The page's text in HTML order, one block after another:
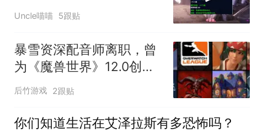
备，第一款垃圾变凤凰直
Uncle喵喵 5跟贴
暴雪资深配音师离职，曾
为《魔兽世界》12.0创作
多首曲目
后竹游戏 2跟贴
你们知道生活在艾泽拉斯有多恐怖吗？